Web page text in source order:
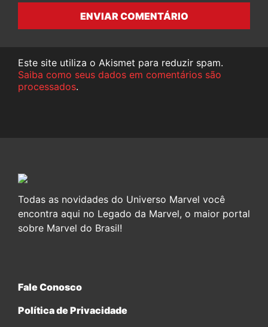
ENVIAR COMENTÁRIO
Este site utiliza o Akismet para reduzir spam.
Saiba como seus dados em comentários são
processados.
Todas as novidades do Universo Marvel você
encontra aqui no Legado da Marvel, o maior portal
sobre Marvel do Brasil!
Fale Conosco
Política de Privacidade